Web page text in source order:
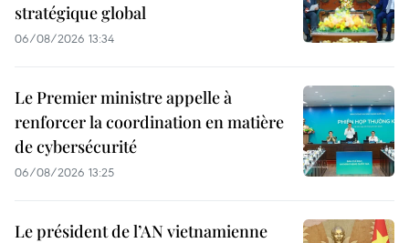
stratégique global
06/08/2026 13:34
Le Premier ministre appelle à
renforcer la coordination en matière
de cybersécurité
06/08/2026 13:25
Le président de l’AN vietnamienne